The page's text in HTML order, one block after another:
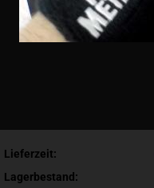
Lieferzeit:
Lagerbestand: